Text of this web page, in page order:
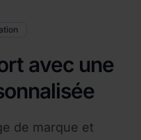
avec une
de marque et